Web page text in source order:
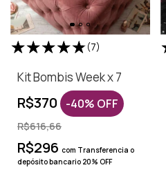
(7)
Kit Bombis Week x 7
R$370 -40% OFF
R$616,66
R$296 com Transferencia o
depósito bancario 20% OFF